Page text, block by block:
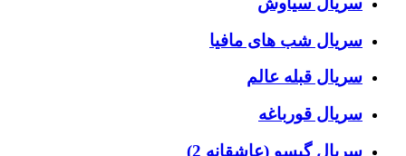
سریال شب های مافیا
سریال قبله عالم
سریال قورباغه
سریال گیسو (عاشقانه 2)